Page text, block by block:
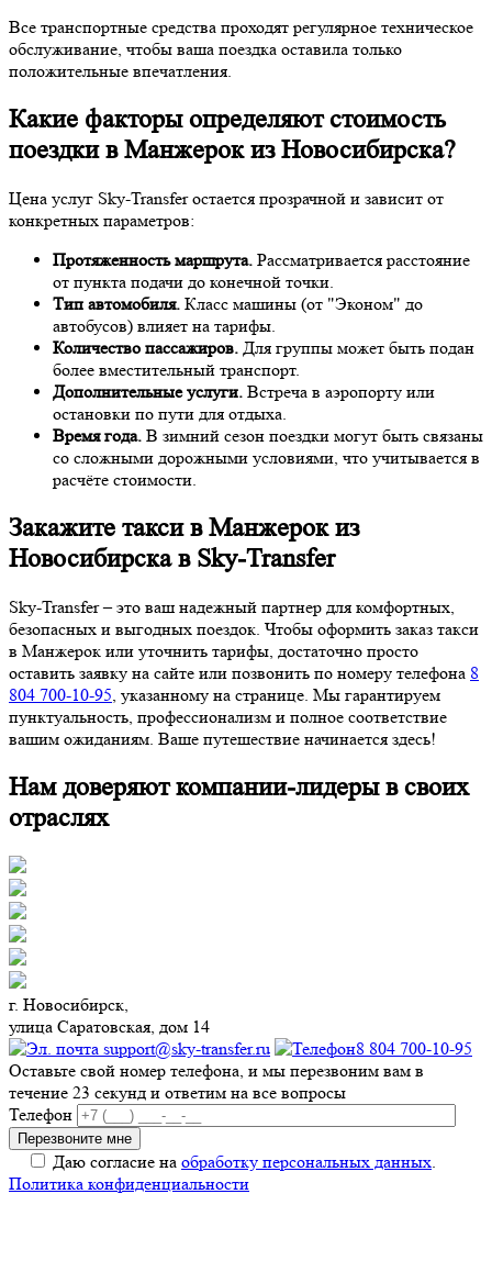
Все транспортные средства проходят регулярное техническое
обслуживание, чтобы ваша поездка оставила только
положительные впечатления.
Какие факторы определяют стоимость
поездки в Манжерок из Новосибирска?
Цена услуг Sky-Transfer остается прозрачной и зависит от
конкретных параметров:
Протяженность маршрута. Рассматривается расстояние
от пункта подачи до конечной точки.
Тип автомобиля. Класс машины (от "Эконом" до
автобусов) влияет на тарифы.
Количество пассажиров. Для группы может быть подан
более вместительный транспорт.
Дополнительные услуги. Встреча в аэропорту или
остановки по пути для отдыха.
Время года. В зимний сезон поездки могут быть связаны
со сложными дорожными условиями, что учитывается в
расчёте стоимости.
Закажите такси в Манжерок из
Новосибирска в Sky-Transfer
Sky-Transfer – это ваш надежный партнер для комфортных,
безопасных и выгодных поездок. Чтобы оформить заказ такси
в Манжерок или уточнить тарифы, достаточно просто
оставить заявку на сайте или позвонить по номеру телефона 8
804 700-10-95 , указанному на странице. Мы гарантируем
пунктуальность, профессионализм и полное соответствие
вашим ожиданиям. Ваше путешествие начинается здесь!
Нам доверяют компании-лидеры в своих
отраслях
г. Новосибирск,
улица Саратовская, дом 14
support@sky-transfer.ru
8 804 700-10-95
Оставьте свой номер телефона, и мы перезвоним вам в
течение 23 секунд и ответим на все вопросы
Телефон
Даю согласие на обработку персональных данных
Политика конфиденциальности